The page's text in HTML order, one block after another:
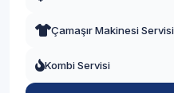
Çamaşır Makinesi Servisi
Kombi Servisi